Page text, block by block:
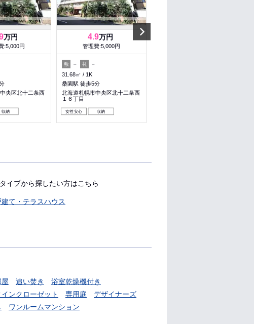
万円
:5,000円
央区北十二条西
収納
4.9万円
管理費:5,000円
敷 － 礼
－
31.68㎡
1K
桑園駅 徒歩5分
北海道札幌市中央区北十二条西
１６丁目
女性安心 収納
イプから探したい方はこちら
建て・テラスハウス
追い焚き
浴室乾燥機付き
ンクローゼット 専用庭
デザイナーズ
ワンルームマンション